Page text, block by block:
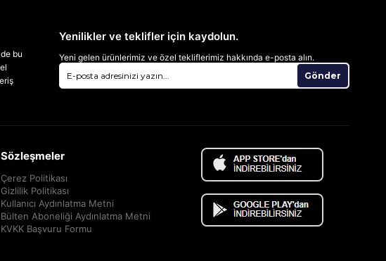
bu
Yenilikler ve teklifler için kaydolun.
Yeni gelen ürünlerimiz ve özel tekliflerimiz hakkında e-posta alın.
Gönder
Sözleşmeler
Çerez Politikası
Gizlilik Politikası
Kullanıcı Aydınlatma Metni
Bülten Aboneliği Aydınlatma Metni
KVKK Başvuru Formu